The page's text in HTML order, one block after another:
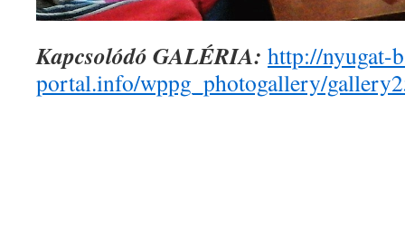
Kapcsolódó GALÉRIA: http://nyugat-
portal.info/wppg_photogallery/